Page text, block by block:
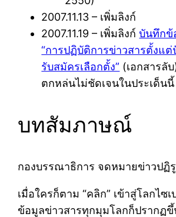
2007.11.13 – เพิ่มลิงก์
2007.11.19 – เพิ่มลิงก์บันทึกข้
“การปฏิบัติการข่าวสารตั้งแ
รับสมัครเลือกตั้ง” (เอกสารลั
ตกหล่นไม่ชัดเจนในประเด็นนี้
บทสัมภาษณ์
กองบรรณาธิการ จดหมายข่าวปฏิ
เมื่อใครก็ตาม “คลิก” เข้าสู่โลกไซ
ข้อมูลข่าวสารทุกมุมโลกก็ปรากฏ